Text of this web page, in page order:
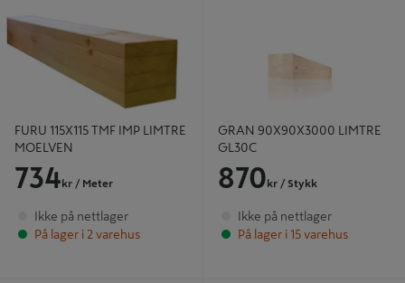
FURU 115X115 TMF IMP LIMTRE
MOELVEN
734 kr / Meter
Ikke på nettlager
På lager i 2 varehus
GRAN 90X90X3000 LIMTRE
GL30C
870 kr / Stykk
Ikke på nettlager
På lager i 15 varehus